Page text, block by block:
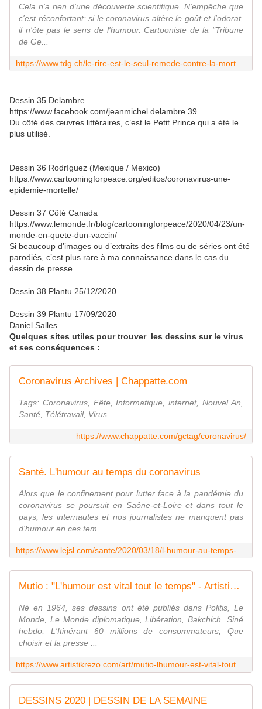
Cela n'a rien d'une découverte scientifique. N'empêche que
c'est réconfortant: si le coronavirus altère le goût et l'odorat,
il n'ôte pas le sens de l'humour. Cartooniste de la "Tribune
de Ge...
Dessin 35 Delambre
https://www.facebook.com/jeanmichel.delambre.39
Du côté des œuvres littéraires, c’est le Petit Prince qui a été le
plus utilisé.
Dessin 36 Rodríguez (Mexique / Mexico)
https://www.cartooningforpeace.org/editos/coronavirus-une-
epidemie-mortelle/
Dessin 37 Côté Canada
https://www.lemonde.fr/blog/cartooningforpeace/2020/04/23/un-
monde-en-quete-dun-vaccin/
Si beaucoup d’images ou d’extraits des films ou de séries ont été
parodiés, c’est plus rare à ma connaissance dans le cas du
dessin de presse.
Dessin 38 Plantu 25/12/2020
Dessin 39 Plantu 17/09/2020
Daniel Salles
Quelques sites utiles pour trouver les dessins sur le virus
et ses conséquences :
Coronavirus Archives | Chappatte.com
Tags: Coronavirus, Fête, Informatique, internet, Nouvel An,
Santé, Télétravail, Virus
https://www.chappatte.com/gctag/coronavirus/
Santé. L'humour au temps du coronavirus
Alors que le confinement pour lutter face à la pandémie du
coronavirus se poursuit en Saône-et-Loire et dans tout le
pays, les internautes et nos journalistes ne manquent pas
d'humour en ces tem...
Mutio : "L'humour est vital tout le temps" - Artistikrezo
Né en 1964, ses dessins ont été publiés dans Politis, Le
Monde, Le Monde diplomatique, Libération, Bakchich, Siné
hebdo, L'Itinérant 60 millions de consommateurs, Que
choisir et la presse ...
DESSINS 2020 | DESSIN DE LA SEMAINE